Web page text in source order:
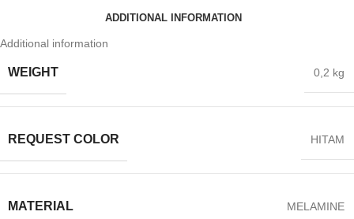
ADDITIONAL INFORMATION
Additional information
WEIGHT 0,2 kg
REQUEST COLOR HITAM
MATERIAL MELAMINE